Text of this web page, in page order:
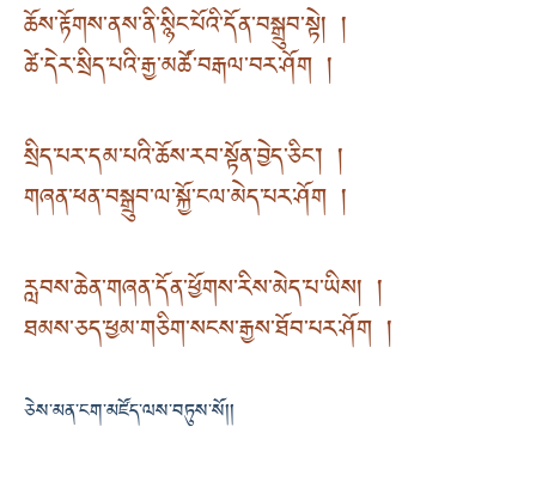
ཆོས་རྟོགས་ནས་ནི་སྙིང་པོའི་དོན་བསྒྲུབ་སྟེ། །
ཚེ་དེར་སྲིད་པའི་རྒྱ་མཚོ་བརྒལ་བར་ཤོག །
སྲིད་པར་དམ་པའི་ཆོས་རབ་སྟོན་བྱེད་ཅིང༌། །
གཞན་ཕན་བསྒྲུབ་ལ་སྐྱོ་ངལ་མེད་པར་ཤོག །
རླབས་ཆེན་གཞན་དོན་ཕྱོགས་རིས་མེད་པ་ཡིས། །
ཐམས་ཅད་ཕྱམ་གཅིག་སངས་རྒྱས་ཐོབ་པར་ཤོག །
ཅེས་མན་ངག་མཛོད་ལས་བཏུས་སོ།།